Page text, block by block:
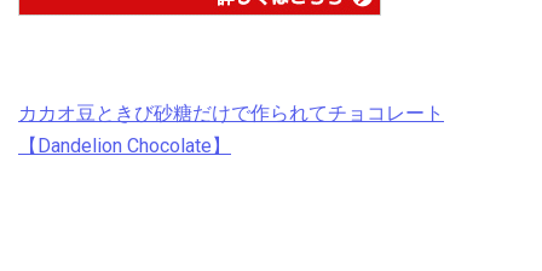
カカオ豆ときび砂糖だけで作られてチョコレート
【Dandelion Chocolate】